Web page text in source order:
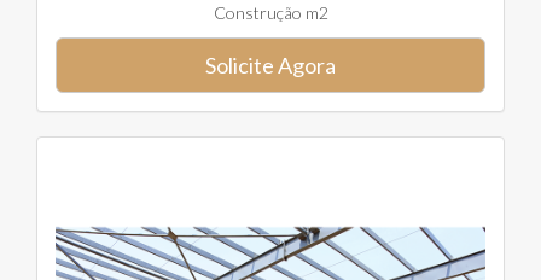
Construção m2
Solicite Agora